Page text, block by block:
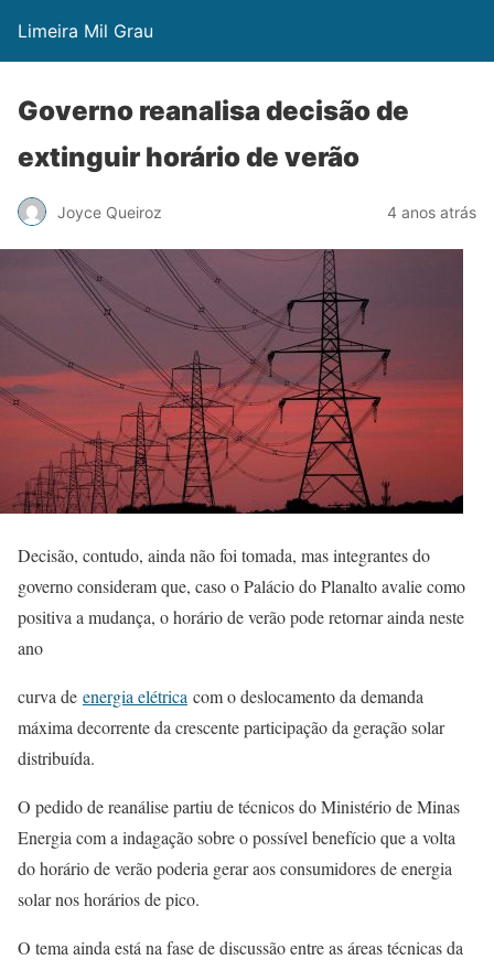
Limeira Mil Grau
Governo reanalisa decisão de
extinguir horário de verão
Joyce Queiroz 4 anos atrás
Decisão, contudo, ainda não foi tomada, mas integrantes do
governo consideram que, caso o Palácio do Planalto avalie como
positiva a mudança, o horário de verão pode retornar ainda neste
ano
curva de energia elétrica com o deslocamento da demanda
máxima decorrente da crescente participação da geração solar
distribuída.
O pedido de reanálise partiu de técnicos do Ministério de Minas
Energia com a indagação sobre o possível benefício que a volta
do horário de verão poderia gerar aos consumidores de energia
solar nos horários de pico.
O tema ainda está na fase de discussão entre as áreas técnicas da